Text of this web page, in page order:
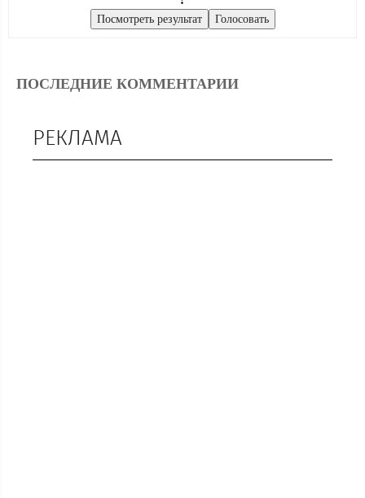
ПОСЛЕДНИЕ КОММЕНТАРИИ
РЕКЛАМА